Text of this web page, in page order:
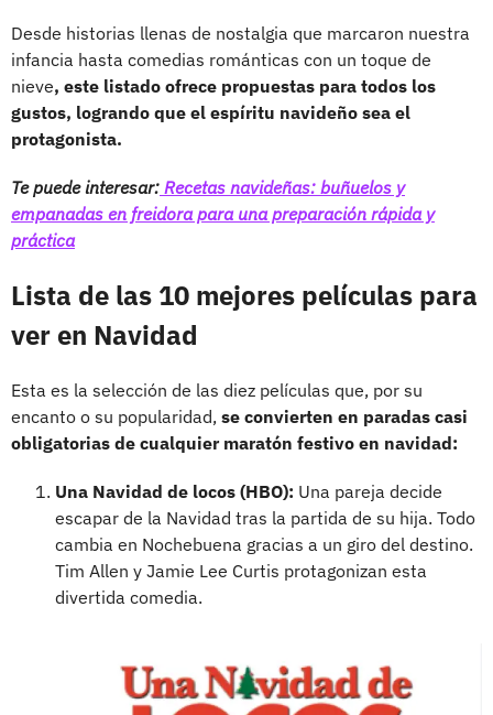
Desde historias llenas de nostalgia que marcaron nuestra
infancia hasta comedias románticas con un toque de
nieve, este listado ofrece propuestas para todos los
gustos, logrando que el espíritu navideño sea el
protagonista.
Te puede interesar: Recetas navideñas: buñuelos y
empanadas en freidora para una preparación rápida y
práctica
Lista de las 10 mejores películas para
ver en Navidad
Esta es la selección de las diez películas que, por su
encanto o su popularidad, se convierten en paradas casi
obligatorias de cualquier maratón festivo en navidad:
Una Navidad de locos (HBO): Una pareja decide
escapar de la Navidad tras la partida de su hija. Todo
cambia en Nochebuena gracias a un giro del destino.
Tim Allen y Jamie Lee Curtis protagonizan esta
divertida comedia.